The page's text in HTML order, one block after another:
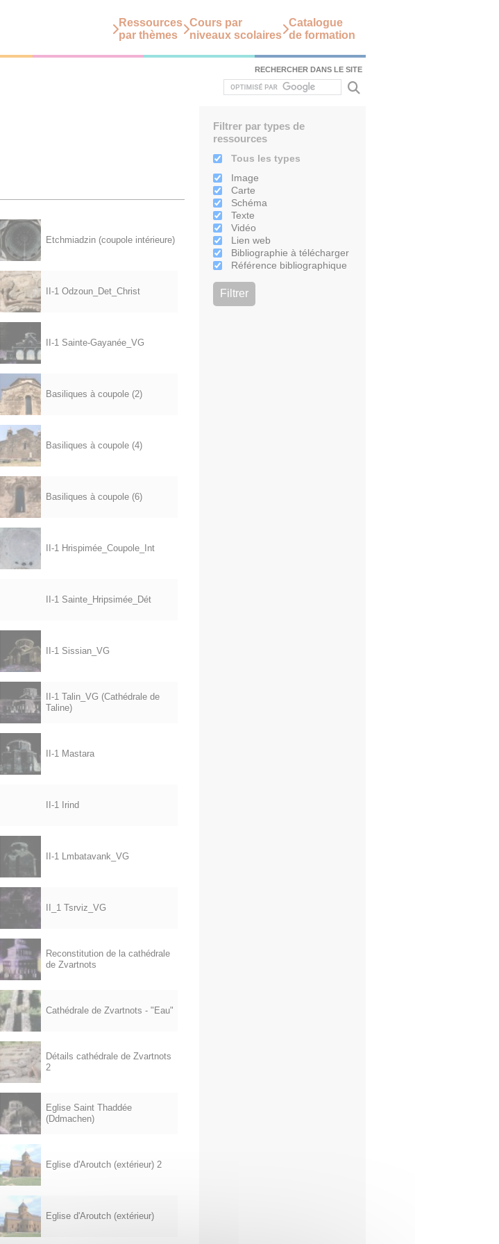
Ressources
par thèmes
Cours par
niveaux scolaires
Catalogue
de formation
RECHERCHER DANS LE SITE
Etchmiadzin (coupole intérieure)
II-1 Odzoun_Det_Christ
II-1 Sainte-Gayanée_VG
Basiliques à coupole (2)
Basiliques à coupole (4)
Basiliques à coupole (6)
II-1 Hrispimée_Coupole_Int
II-1 Sainte_Hripsimée_Dét
II-1 Sissian_VG
II-1 Talin_VG (Cathédrale de
Taline)
II-1 Mastara
II-1 Irind
II-1 Lmbatavank_VG
II_1 Tsrviz_VG
Reconstitution de la cathédrale
de Zvartnots
Cathédrale de Zvartnots - "Eau"
Détails cathédrale de Zvartnots
2
Eglise Saint Thaddée
(Ddmachen)
Eglise d'Aroutch (extérieur) 2
Eglise d'Aroutch (extérieur)
Filtrer par types de
ressources
Tous les types
Image
Carte
Schéma
Texte
Vidéo
Lien web
Bibliographie à télécharger
Référence bibliographique
Filtrer